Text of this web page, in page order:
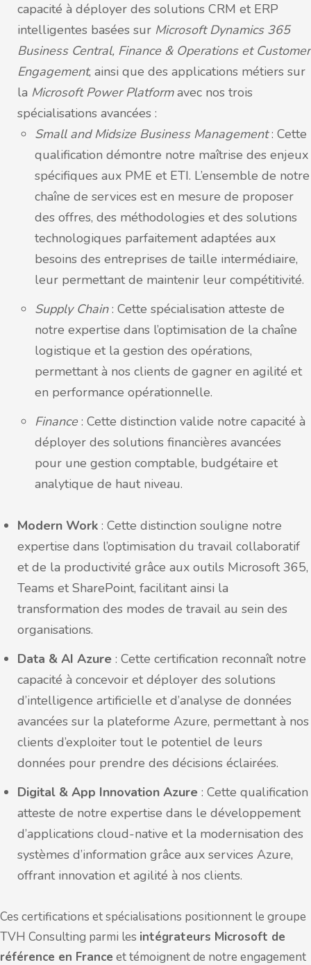
capacité à déployer des solutions CRM et ERP
intelligentes basées sur Microsoft Dynamics 365
Business Central, Finance & Operations et Customer
Engagement, ainsi que des applications métiers sur
la Microsoft Power Platformavec nos trois
spécialisations avancées :
Small and Midsize Business Management: Cette
qualification démontre notre maîtrise des enjeux
spécifiques aux PME et ETI. L’ensemble de notre
chaîne de services est en mesure de proposer
des offres, des méthodologies et des solutions
technologiques parfaitement adaptées aux
besoins des entreprises de taille intermédiaire,
leur permettant de maintenir leur compétitivité.
Supply Chain: Cette spécialisation atteste de
notre expertise dans l’optimisation de la chaîne
logistique et la gestion des opérations,
permettant à nos clients de gagner en agilité et
en performance opérationnelle.
Finance : Cette distinction valide notre capacité à
déployer des solutions financières avancées
pour une gestion comptable, budgétaire et
analytique de haut niveau.
Modern Work : Cette distinction souligne notre
expertise dans l’optimisation du travail collaboratif
et de la productivité grâce aux outils Microsoft 365,
Teams et SharePoint, facilitant ainsi la
transformation des modes de travail au sein des
organisations.
Data & AI Azure : Cette certification reconnaît notre
capacité à concevoir et déployer des solutions
d’intelligence artificielle et d’analyse de données
avancées sur la plateforme Azure, permettant à nos
clients d’exploiter tout le potentiel de leurs
données pour prendre des décisions éclairées.
Digital & App Innovation Azure : Cette qualification
atteste de notre expertise dans le développement
d’applications cloud-native et la modernisation des
systèmes d’information grâce aux services Azure,
offrant innovation et agilité à nos clients.
Ces certifications et spécialisations positionnent le groupe
TVH Consulting parmi les intégrateurs Microsoft de
référence en France et témoignent de notre engagement